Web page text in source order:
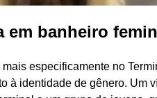
em banheiro
especificamente no
à identidade de gênero. Um